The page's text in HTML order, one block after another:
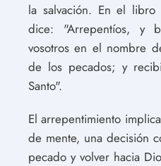
la salvación. En el
dice: "Arrepentíos, y
vosotros en el nombre
de los pecados; y
Santo".
El arrepentimiento
de mente, una decisión
pecado y volver hacia